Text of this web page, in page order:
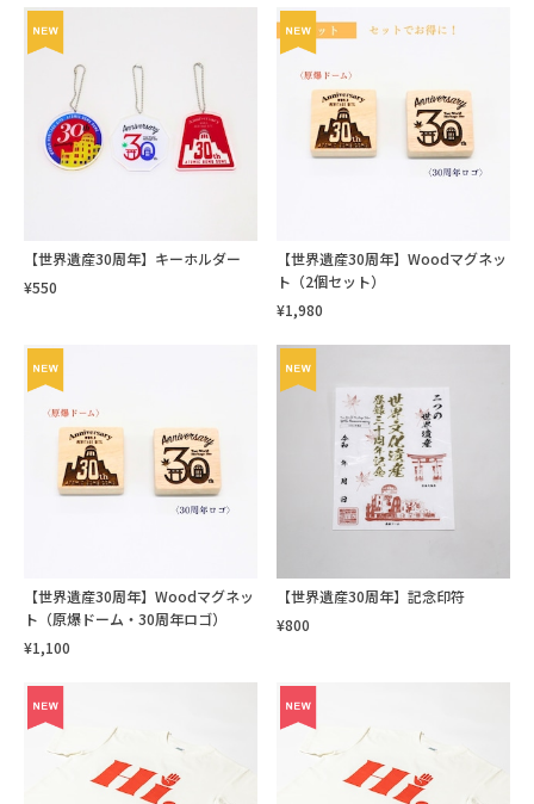
【世界遺産30周年】キーホルダー
¥550
【世界遺産30周年】Woodマグネッ
ト（2個セット）
¥1,980
【世界遺産30周年】Woodマグネッ
ト（原爆ドーム・30周年ロゴ）
¥1,100
【世界遺産30周年】記念印符
¥800